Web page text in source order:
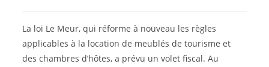
La loi Le Meur, qui réforme à nouveau les règles
applicables à la location de meublés de tourisme et
des chambres d’hôtes, a prévu un volet fiscal. Au